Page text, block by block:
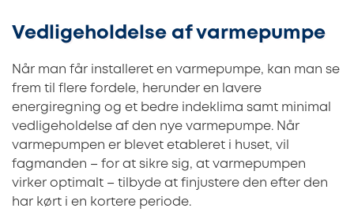
Vedligeholdelse af varmepumpe
Når man får installeret en varmepumpe, kan man se
frem til flere fordele, herunder en lavere
energiregning og et bedre indeklima samt minimal
vedligeholdelse af den nye varmepumpe. Når
varmepumpen er blevet etableret i huset, vil
fagmanden – for at sikre sig, at varmepumpen
virker optimalt – tilbyde at finjustere den efter den
har kørt i en kortere periode.